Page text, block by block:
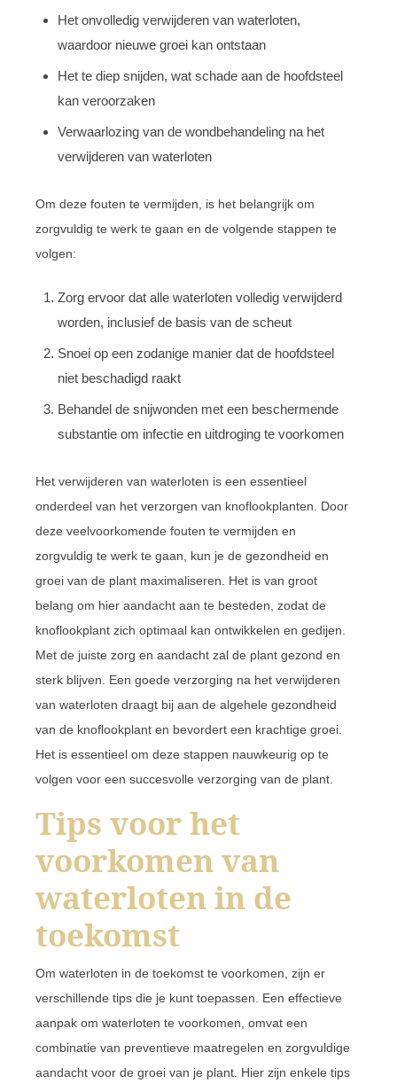
Het onvolledig verwijderen van waterloten,
waardoor nieuwe groei kan ontstaan
Het te diep snijden, wat schade aan de hoofdsteel
kan veroorzaken
Verwaarlozing van de wondbehandeling na het
verwijderen van waterloten
Om deze fouten te vermijden, is het belangrijk om
zorgvuldig te werk te gaan en de volgende stappen te
volgen:
Zorg ervoor dat alle waterloten volledig verwijderd
worden, inclusief de basis van de scheut
Snoei op een zodanige manier dat de hoofdsteel
niet beschadigd raakt
Behandel de snijwonden met een beschermende
substantie om infectie en uitdroging te voorkomen
Het verwijderen van waterloten is een essentieel
onderdeel van het verzorgen van knoflookplanten. Door
deze veelvoorkomende fouten te vermijden en
zorgvuldig te werk te gaan, kun je de gezondheid en
groei van de plant maximaliseren. Het is van groot
belang om hier aandacht aan te besteden, zodat de
knoflookplant zich optimaal kan ontwikkelen en gedijen.
Met de juiste zorg en aandacht zal de plant gezond en
sterk blijven. Een goede verzorging na het verwijderen
van waterloten draagt bij aan de algehele gezondheid
van de knoflookplant en bevordert een krachtige groei.
Het is essentieel om deze stappen nauwkeurig op te
volgen voor een succesvolle verzorging van de plant.
Tips voor het
voorkomen van
waterloten in de
toekomst
Om waterloten in de toekomst te voorkomen, zijn er
verschillende tips die je kunt toepassen. Een effectieve
aanpak om waterloten te voorkomen, omvat een
combinatie van preventieve maatregelen en zorgvuldige
aandacht voor de groei van je plant. Hier zijn enkele tips